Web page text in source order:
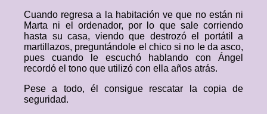
Cuando regresa a la habitación ve que no están ni
Marta ni el ordenador, por lo que sale corriendo
hasta su casa, viendo que destrozó el portátil a
martillazos, preguntándole el chico si no le da asco,
pues cuando le escuchó hablando con Ángel
recordó el tono que utilizó con ella años atrás.
Pese a todo, él consigue rescatar la copia de
seguridad.